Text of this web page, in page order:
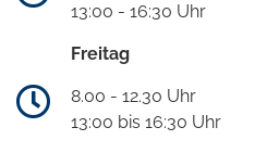
13:00 - 16:30 Uhr
Freitag
8.00 - 12.30 Uhr
13:00 bis 16:30 Uhr